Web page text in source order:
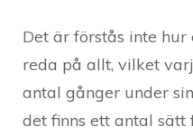
Det är förstås inte
reda på allt, vilket
antal gånger under
det finns ett antal